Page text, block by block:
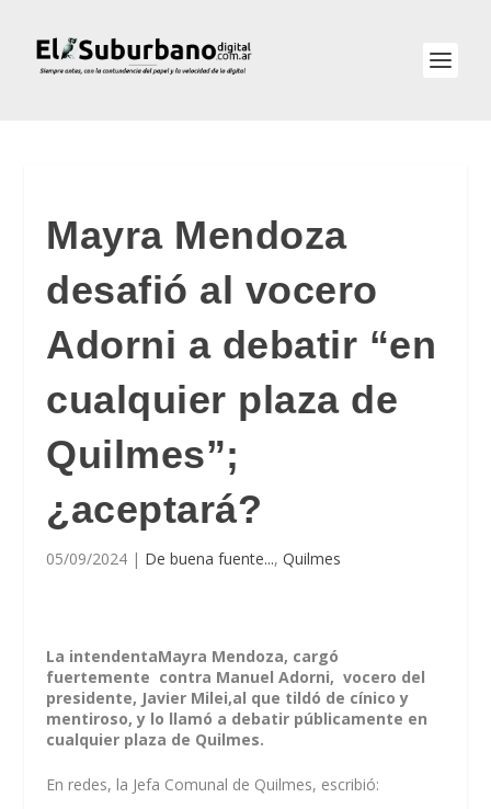
Mayra Mendoza
desafió al vocero
Adorni a debatir “en
cualquier plaza de
Quilmes”;
¿aceptará?
05/09/2024 | De buena fuente...,Quilmes
La intendentaMayra Mendoza, cargó
fuertemente contra Manuel Adorni, vocero del
presidente, Javier Milei,al que tildó de cínico y
mentiroso, y lo llamó a debatir públicamente en
cualquier plaza de Quilmes.
En redes, la Jefa Comunal de Quilmes, escribió: